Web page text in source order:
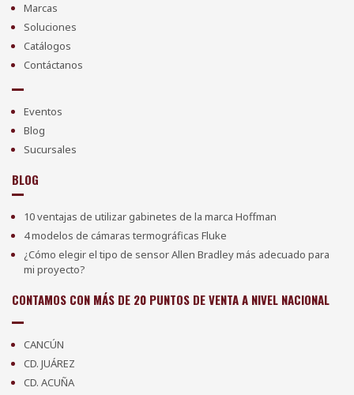
Marcas
Soluciones
Catálogos
Contáctanos
Eventos
Blog
Sucursales
BLOG
10 ventajas de utilizar gabinetes de la marca Hoffman
4 modelos de cámaras termográficas Fluke
¿Cómo elegir el tipo de sensor Allen Bradley más adecuado para
mi proyecto?
CONTAMOS CON MÁS DE 20 PUNTOS DE VENTA A NIVEL NACIONAL
CANCÚN
CD. JUÁREZ
CD. ACUÑA